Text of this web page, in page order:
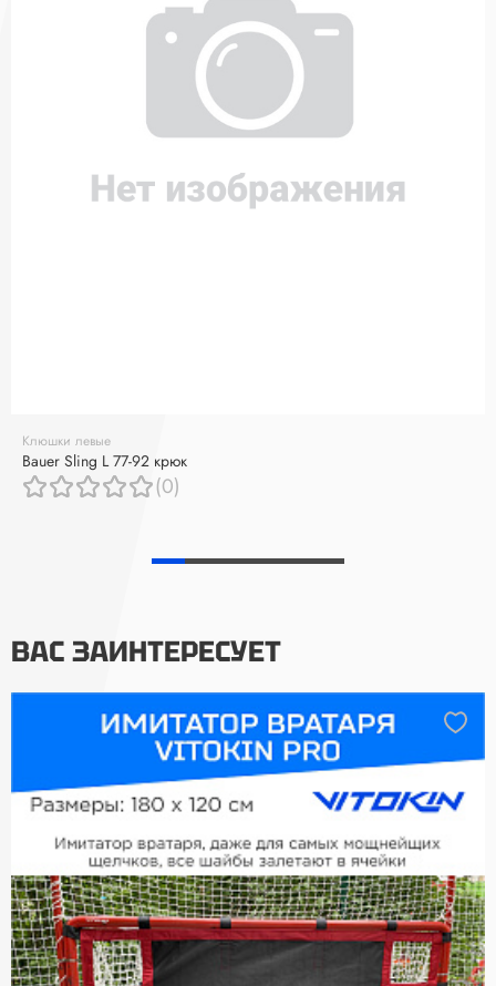
Клюшки левые
Bauer Sling L 77-92 крюк
(0)
ВАС ЗАИНТЕРЕСУЕТ